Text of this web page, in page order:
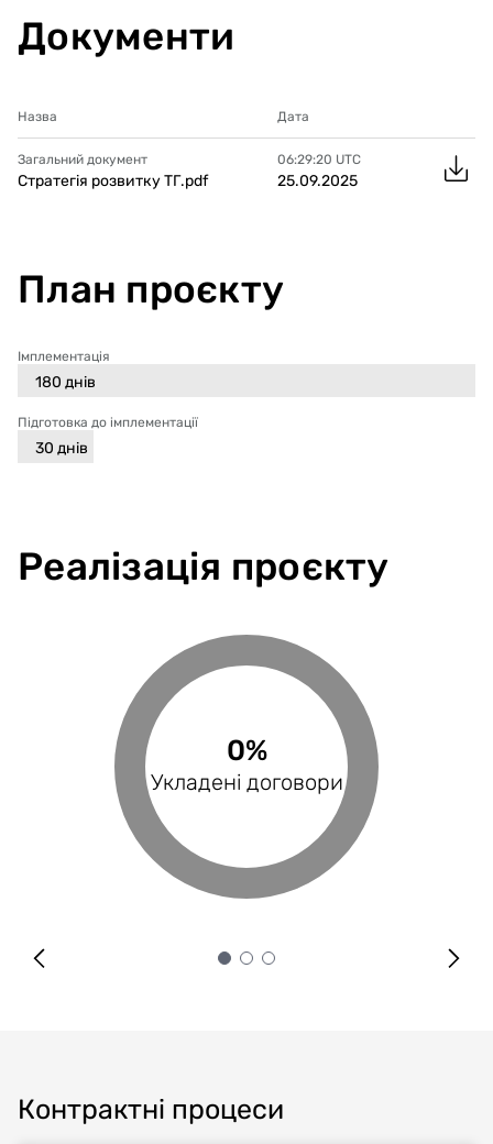
Документи
Назва Дата
Загальний документ
Стратегія розвитку ТГ.pdf
06:29:20 UTC
25.09.2025
План проєкту
Імплементація
180 днів
Підготовка до імплементації
30 днів
Реалізація проєкту
0%
Укладені договори
0%
Виконані поставки
0%
Оплачені рахунки
Контрактні процеси